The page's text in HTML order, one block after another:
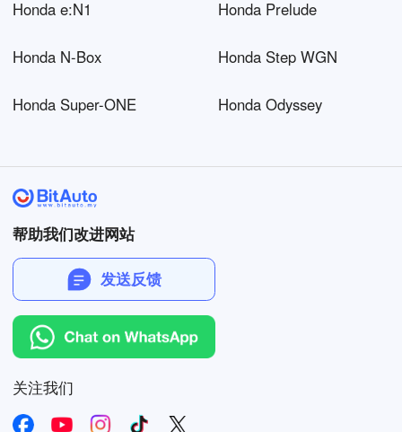
Honda e:N1 Honda Prelude
Honda N-Box Honda Step WGN
Honda Super-ONE Honda Odyssey
帮助我们改进网站
发送反馈
关注我们